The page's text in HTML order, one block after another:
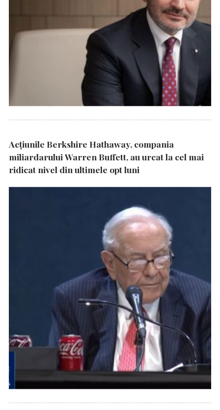
Acțiunile Berkshire Hathaway, compania
miliardarului Warren Buffett, au urcat la cel mai
ridicat nivel din ultimele opt luni